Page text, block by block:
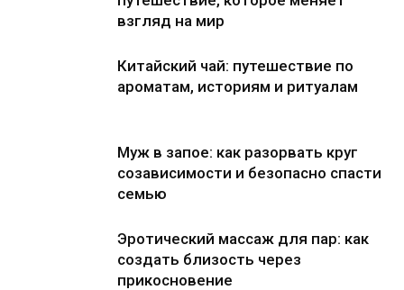
взгляд на мир
Китайский чай: путешествие по
ароматам, историям и ритуалам
Муж в запое: как разорвать круг
созависимости и безопасно спасти
семью
Эротический массаж для пар: как
создать близость через
прикосновение